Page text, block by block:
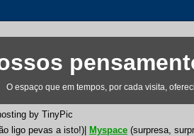
O espaço que em tempos, por cada visita,
ligo pevas a isto!)| Myspace (surpresa,